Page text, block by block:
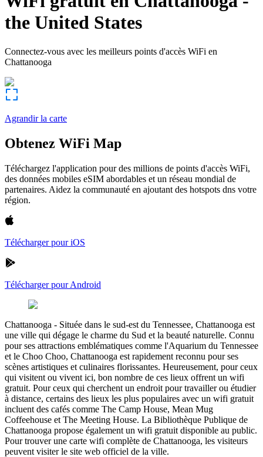
the United States
Connectez-vous avec les meilleurs points d'accès WiFi en
Chattanooga
Agrandir la carte
Obtenez WiFi Map
Téléchargez l'application pour des millions de points d'accès WiFi,
des données mobiles eSIM abordables et un réseau mondial de
partenaires. Aidez la communauté en ajoutant des hotspots dns votre
région.
Télécharger pour iOS
Télécharger pour Android
Chattanooga - Située dans le sud-est du Tennessee, Chattanooga est
une ville qui dégage le charme du Sud et la beauté naturelle. Connu
pour ses attractions emblématiques comme l'Aquarium du Tennessee
et le Choo Choo, Chattanooga est rapidement reconnu pour ses
scènes artistiques et culinaires florissantes. Heureusement, pour ceux
qui visitent ou vivent ici, bon nombre de ces lieux offrent un wifi
gratuit. Pour ceux qui cherchent un endroit pour travailler ou étudier
à distance, certains des lieux les plus populaires avec un wifi gratuit
incluent des cafés comme The Camp House, Mean Mug
Coffeehouse et The Meeting House. La Bibliothèque Publique de
Chattanooga propose également un wifi gratuit disponible au public.
Pour trouver une carte wifi complète de Chattanooga, les visiteurs
peuvent visiter le site web officiel de la ville.